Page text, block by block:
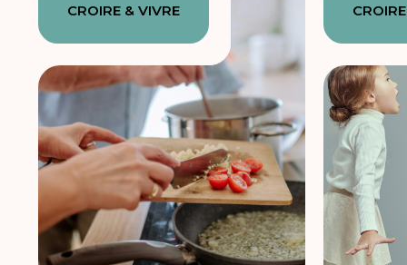
CROIRE & VIVRE